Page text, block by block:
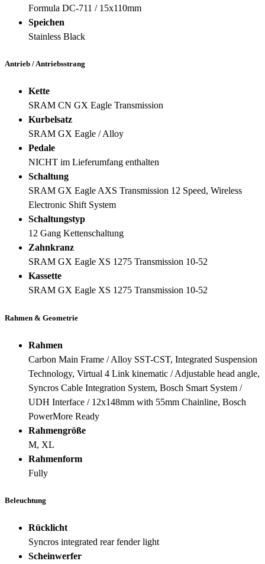
Formula DC-711 / 15x110mm
Speichen
Stainless Black
Antrieb / Antriebsstrang
Kette
SRAM CN GX Eagle Transmission
Kurbelsatz
SRAM GX Eagle / Alloy
Pedale
NICHT im Lieferumfang enthalten
Schaltung
SRAM GX Eagle AXS Transmission 12 Speed, Wireless
Electronic Shift System
Schaltungstyp
12 Gang Kettenschaltung
Zahnkranz
SRAM GX Eagle XS 1275 Transmission 10-52
Kassette
SRAM GX Eagle XS 1275 Transmission 10-52
Rahmen & Geometrie
Rahmen
Carbon Main Frame / Alloy SST-CST, Integrated Suspension
Technology, Virtual 4 Link kinematic / Adjustable head angle,
Syncros Cable Integration System, Bosch Smart System /
UDH Interface / 12x148mm with 55mm Chainline, Bosch
PowerMore Ready
Rahmengröße
M, XL
Rahmenform
Fully
Beleuchtung
Rücklicht
Syncros integrated rear fender light
Scheinwerfer